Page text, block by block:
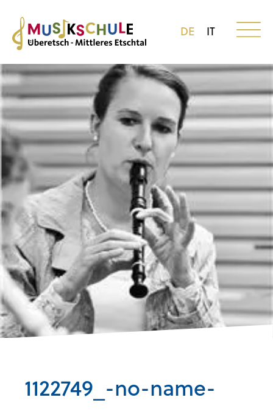
DE IT
1122749_-no-name-